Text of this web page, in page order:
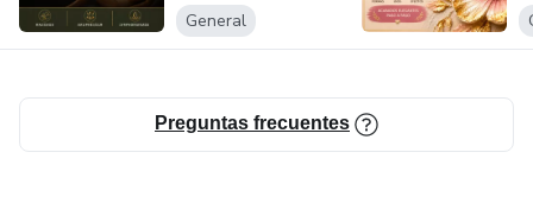
General
Preguntas frecuentes